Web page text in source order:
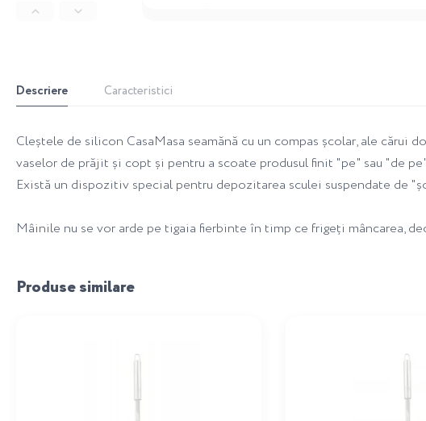
Descriere Caracteristici
Cleștele de silicon CasaMasa seamănă cu un compas școlar, ale
vaselor de prăjit și copt și pentru a scoate produsul finit "pe" sau "de
Există un dispozitiv special pentru depozitarea sculei suspendate de
Mâinile nu se vor arde pe tigaia fierbinte în timp ce frigeți mâncarea,
Produse similare